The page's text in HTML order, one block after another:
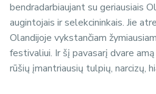
bendradarbiaujant su geriausiais
augintojais ir selekcininkais. Jie
Olandijoje vykstančiam
festivaliui. Ir šį pavasarį dvare
rūšių įmantriausių tulpių, narcizų,